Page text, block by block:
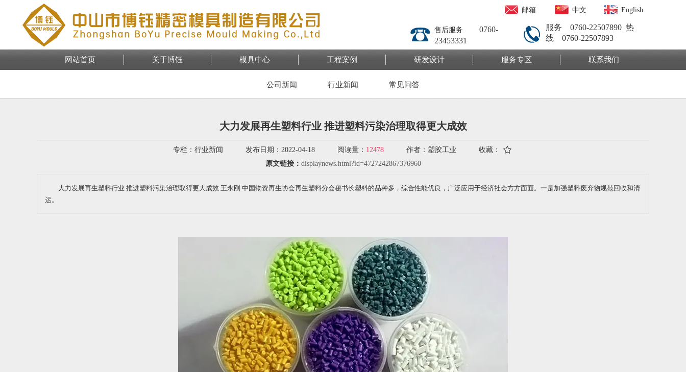
邮箱 中文 English
售后服务 0760-
23453331
服务 0760-22507890 热
线 0760-22507893
网站首页 关于博钰 模具中心 工程案例 研发设计 服务专区 联系我们
公司新闻 行业新闻 常见问答
​大力发展再生塑料行业 推进塑料污染治理取得更大成效
专栏： 行业新闻 发布日期： 2022-04-18 阅读量： 12478 作者： 塑胶工业
收藏：
原文链接： displaynews.html?id=4727242867376960
大力发展再生塑料行业 推进塑料污染治理取得更大成效 王永刚 中国物资再生协会再生塑料分会秘书长塑料的品种多，综合性能优良，广泛应用于经济社会方方面面。一是加强塑料废弃物规范回收和清
运。